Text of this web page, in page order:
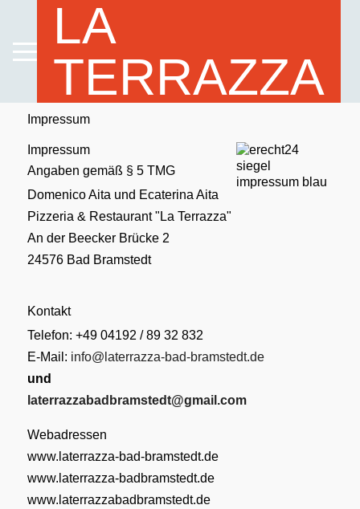
LA
TERRAZZA
Impressum
Impressum
Angaben gemäß § 5 TMG
Domenico Aita und Ecaterina Aita
Pizzeria & Restaurant "La Terrazza"
An der Beecker Brücke 2
24576 Bad Bramstedt
Kontakt
Telefon: +49 04192 / 89 32 832
E-Mail: info@laterrazza-bad-bramstedt.de
und
laterrazzabadbramstedt@gmail.com
Webadressen
www.laterrazza-bad-bramstedt.de
www.laterrazza-badbramstedt.de
www.laterrazzabadbramstedt.de